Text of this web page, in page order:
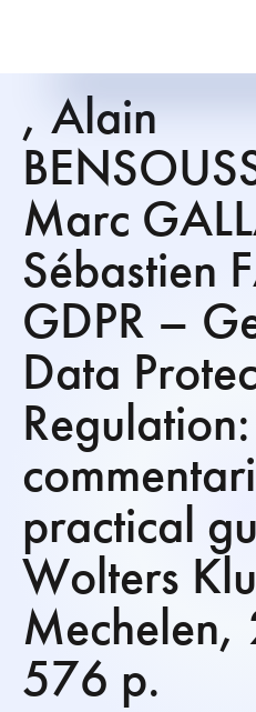
, Alain
Marc
Sébastien
GDPR –
Data
practical
Wolters
576 p.